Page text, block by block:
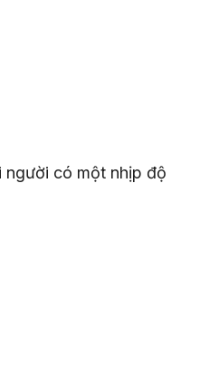
có một nhịp độ